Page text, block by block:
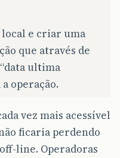
e criar uma
que através de
ultima
operação.
vez mais acessível
ficaria perdendo
line. Operadoras